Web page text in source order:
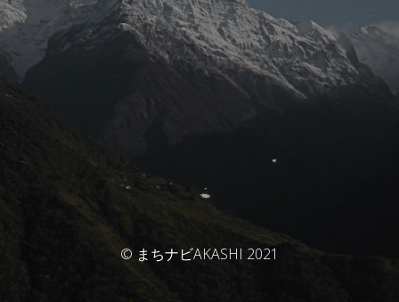
© まちナビAKASHI 2021